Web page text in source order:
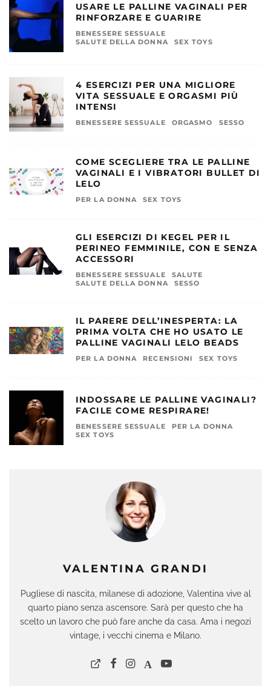
VALENTINA GRANDI
Pugliese di nascita, milanese di adozione, Valentina vive al
quarto piano senza ascensore. Sarà per questo che ha
scelto un lavoro che può fare anche da casa. Ama i negozi
vintage, i vecchi cinema e Milano.
USARE LE PALLINE VAGINALI PER
RINFORZARE E GUARIRE
BENESSERE SESSUALE
SALUTE DELLA DONNA
SEX TOYS
4 ESERCIZI PER UNA MIGLIORE
VITA SESSUALE E ORGASMI PIÙ
INTENSI
BENESSERE SESSUALE ORGASMO SESSO
COME SCEGLIERE TRA LE PALLINE
VAGINALI E I VIBRATORI BULLET DI
LELO
PER LA DONNA SEX TOYS
GLI ESERCIZI DI KEGEL PER IL
PERINEO FEMMINILE, CON E SENZA
ACCESSORI
BENESSERE SESSUALE
SALUTE
SALUTE DELLA DONNA
SESSO
IL PARERE DELL’INESPERTA: LA
PRIMA VOLTA CHE HO USATO LE
PALLINE VAGINALI LELO BEADS
PER LA DONNA RECENSIONI SEX TOYS
INDOSSARE LE PALLINE VAGINALI?
FACILE COME RESPIRARE!
BENESSERE SESSUALE
PER LA DONNA
SEX TOYS